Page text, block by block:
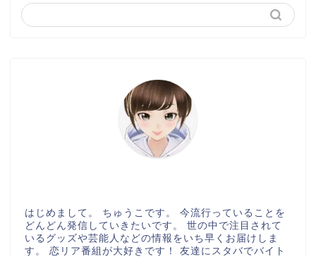
はじめまして。 ちゅうこです。 今流行っていることを
どんどん発信していきたいです。 世の中で注目されて
いるグッズや芸能人などの情報をいち早くお届けしま
す。 恋リア番組が大好きです！ 友達にスタバでバイト